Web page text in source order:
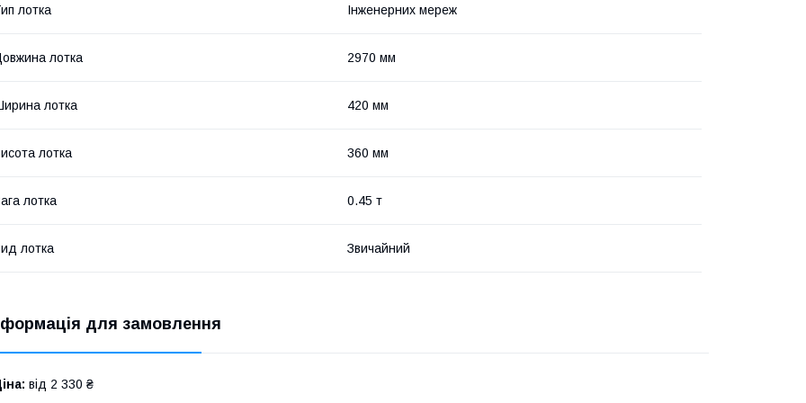
лотка Інженерних мереж
лотка 2970 мм
лотка 420 мм
лотка 360 мм
лотка 0.45 т
лотка Звичайний
для замовлення
від 2 330 ₴